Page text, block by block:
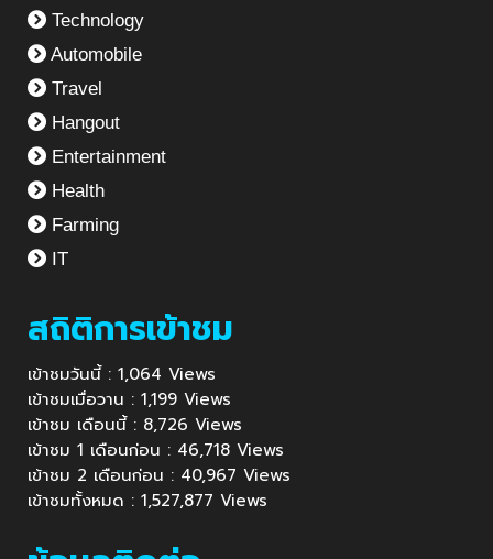
Technology
Automobile
Travel
Hangout
Entertainment
Health
Farming
IT
สถิติการเข้าชม
เข้าชมวันนี้ : 1,064 Views
เข้าชมเมื่อวาน : 1,199 Views
เข้าชม เดือนนี้ : 8,726 Views
เข้าชม 1 เดือนก่อน : 46,718 Views
เข้าชม 2 เดือนก่อน : 40,967 Views
เข้าชมทั้งหมด : 1,527,877 Views